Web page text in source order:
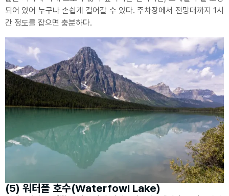
되어 있어 누구나 손쉽게 걸어갈 수 있다. 주차장에서 전망대까지 1시
간 정도를 잡으면 충분하다.
(5) 워터폴 호수(Waterfowl Lake)